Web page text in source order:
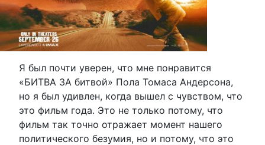
Я был почти уверен, что мне понравится
«БИТВА ЗА битвой» Пола Томаса Андерсона,
но я был удивлен, когда вышел с чувством, что
это фильм года. Это не только потому, что
фильм так точно отражает момент нашего
политического безумия, но и потому, что это